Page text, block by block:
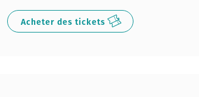
Acheter des tickets